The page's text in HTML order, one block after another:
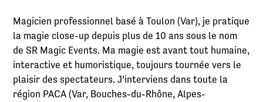
Magicien professionnel basé à Toulon (Var), je pratique
la magie close-up depuis plus de 10 ans sous le nom
de SR Magic Events. Ma magie est avant tout humaine,
interactive et humoristique, toujours tournée vers le
plaisir des spectateurs. J’interviens dans toute la
région PACA (Var, Bouches-du-Rhône, Alpes-